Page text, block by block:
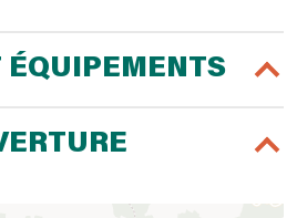
ÉQUIPEMENTS